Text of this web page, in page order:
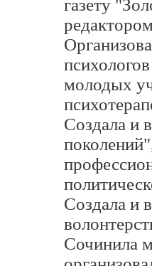
газету
молодых
Создала и
Создала и
Сочинила